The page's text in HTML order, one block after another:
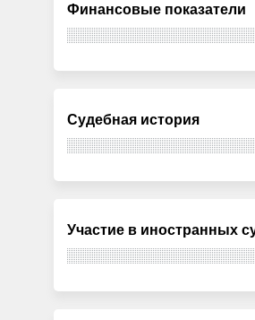
Финансовые показатели
Судебная история
Участие в иностранных